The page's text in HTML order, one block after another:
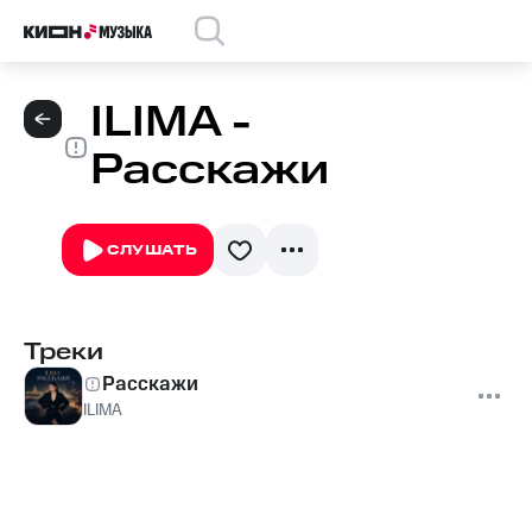
ILIMA -
Расскажи
СЛУШАТЬ
Треки
Расскажи
ILIMA